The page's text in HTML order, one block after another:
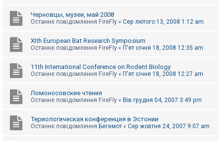
Черновцы, музеи, май 2008
Останнє повідомлення FireFly « Сер лютого 13, 2008 1:12 am
XIth European Bat Research Symposium
Останнє повідомлення FireFly « П'ят січня 18, 2008 12:35 am
11th International Conference on Rodent Biology
Останнє повідомлення FireFly « П'ят січня 18, 2008 12:27 am
Ломоносовские чтения
Останнє повідомлення FireFly « Вів грудня 04, 2007 3:49 pm
Териологическая конференция в Эстонии
Останнє повідомлення Бегемот « Сер жовтня 24, 2007 9:07 am